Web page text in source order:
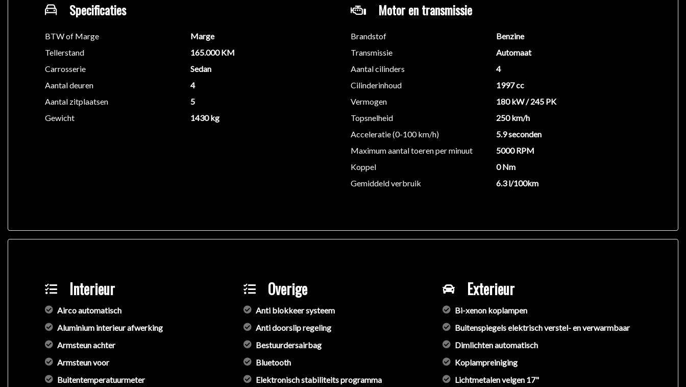
Specificaties
BTW of Marge
Marge
Tellerstand
165.000 KM
Carrosserie
Sedan
Aantal deuren
4
Aantal zitplaatsen
5
Gewicht
1430 kg
Motor en transmissie
Brandstof
Benzine
Transmissie
Automaat
Aantal cilinders
4
Cilinderinhoud
1997 cc
Vermogen
180 kW / 245 PK
Topsnelheid
250 km/h
Acceleratie (0-100 km/h)
5.9 seconden
Maximum aantal toeren per minuut
5000 RPM
Koppel
0 Nm
Gemiddeld verbruik
6.3 l/100km
Interieur
Airco automatisch
Aluminium interieur afwerking
Armsteun achter
Armsteun voor
Buitentemperatuurmeter
Overige
Anti blokkeer systeem
Anti doorslip regeling
Bestuurdersairbag
Bluetooth
Elektronisch stabiliteits programma
Exterieur
Bi-xenon koplampen
Buitenspiegels elektrisch verstel- en verwarmbaar
Dimlichten automatisch
Koplampreiniging
Lichtmetalen velgen 17"